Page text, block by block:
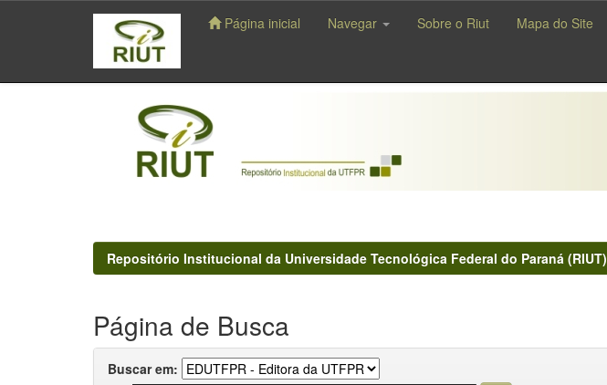
navigation
Página inicial Navegar Sobre o Riut Mapa do Site
Repositório Institucional da Universidade Tecnológica Federal do Paraná (RIUT)
Página de Busca
Buscar em: